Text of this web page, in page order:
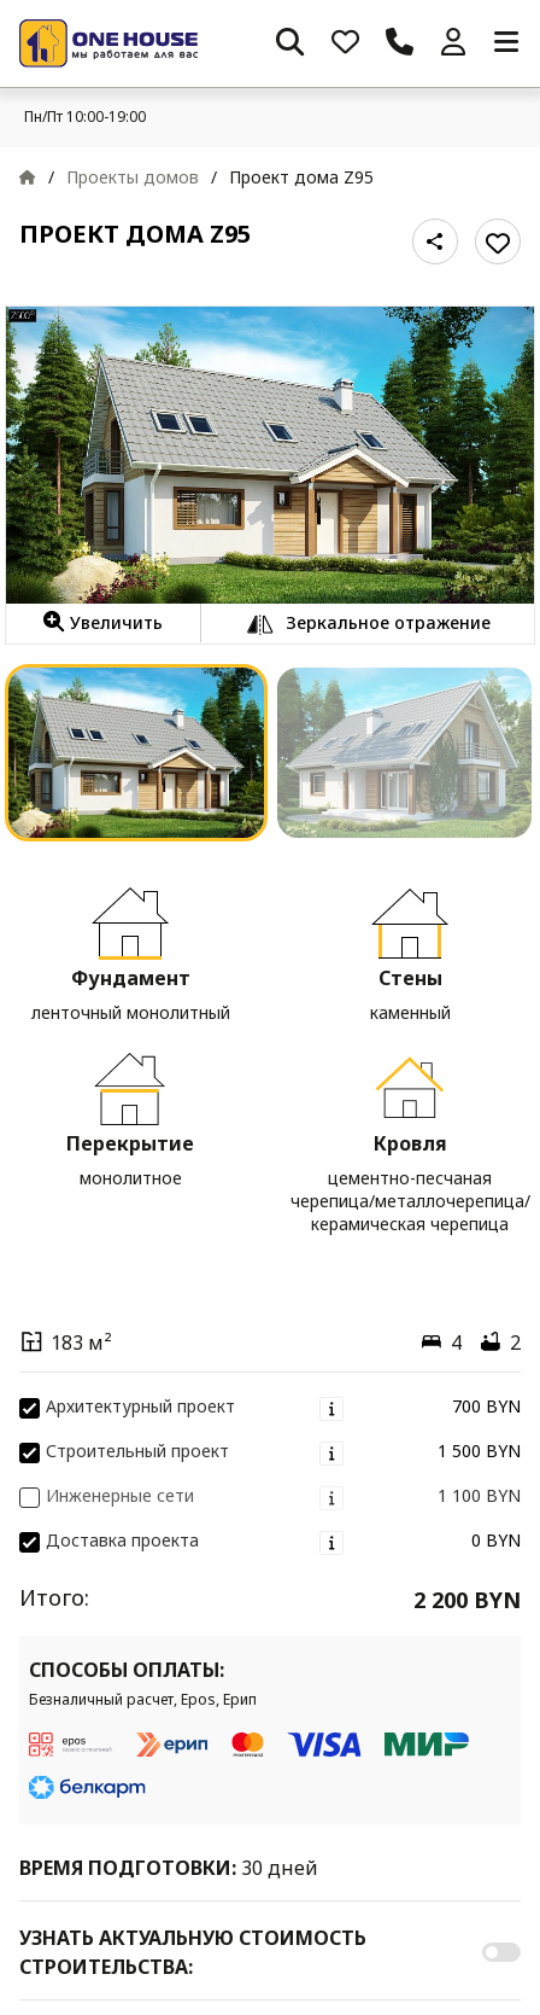
Пн/Пт 10:00-19:00
/ Проекты домов / Проект дома Z95
ПРОЕКТ ДОМА Z95
Увеличить Зеркальное отражение
Фундамент
ленточный монолитный
Стены
каменный
Перекрытие
монолитное
Кровля
цементно-песчаная
черепица/металлочерепица/
керамическая черепица
183 м² 4 2
Архитектурный проект
700 BYN
Строительный проект
1 500 BYN
Инженерные сети
1 100 BYN
Доставка проекта
0 BYN
Итого: 2 200 BYN
СПОСОБЫ ОПЛАТЫ:
Безналичный расчет, Epos, Ерип
ВРЕМЯ ПОДГОТОВКИ: 30 дней
УЗНАТЬ АКТУАЛЬНУЮ СТОИМОСТЬ
СТРОИТЕЛЬСТВА: